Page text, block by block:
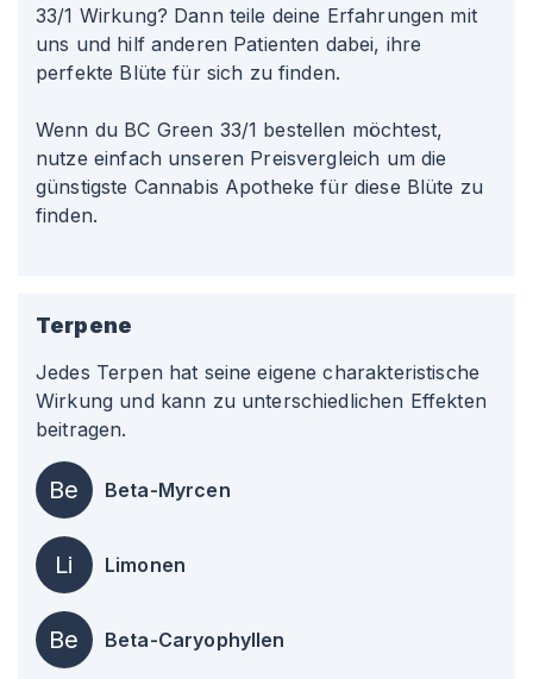
33/1 Wirkung? Dann teile deine Erfahrungen mit
uns und hilf anderen Patienten dabei, ihre
perfekte Blüte für sich zu finden.
Wenn du BC Green 33/1 bestellen möchtest,
nutze einfach unseren Preisvergleich um die
günstigste Cannabis Apotheke für diese Blüte zu
finden.
Terpene
Jedes Terpen hat seine eigene charakteristische
Wirkung und kann zu unterschiedlichen Effekten
beitragen.
Be Beta-Myrcen
Li Limonen
Be Beta-Caryophyllen